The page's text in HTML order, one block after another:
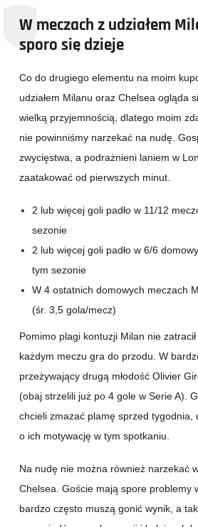
W meczach z udziałem
sporo się dzieje
Co do drugiego elementu na moim
udziałem Milanu oraz Chelsea ogląda
wielką przyjemnością, dlatego moim
nie powinniśmy narzekać na nudę.
zwycięstwa, a podrażnieni laniem w
zaatakować od pierwszych minut.
2 lub więcej goli padło w 11/12
sezonie
2 lub więcej goli padło w 6/6
tym sezonie
W 4 ostatnich domowych meczach
(śr. 3,5 gola/mecz)
Pomimo plagi kontuzji Milan nie
każdym meczu gra do przodu. W
przeżywający drugą młodość Olivier
(obaj strzelili już po 4 gole w Serie A).
chcieli zmazać plamę sprzed tygodnia,
o ich motywację w tym spotkaniu.
Na nudę nie można również narzekać
Chelsea. Goście mają spore problemy
bardzo często muszą gonić wynik, a